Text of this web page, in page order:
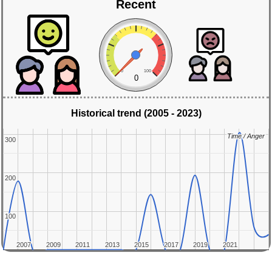
Recent
0 100
0
Historical trend (2005 - 2023)
2007
2007 2009
2009 2011
2011 2013
2013 2015
2015 2017
2017 2019
2019 2021
2021
100
100
200
200
300
300 Time / Anger
Time / Anger